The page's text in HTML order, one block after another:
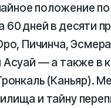
положение по
60 дней в десяти
Пичинча,
Асуай — а также в
(Каньяр).
и тайну